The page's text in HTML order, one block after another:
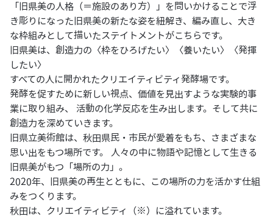
「旧県美の人格（＝施設のあり方）」を問いかけることで浮
き彫りになった旧県美の新たな姿を紐解き、編み直し、大き
な枠組みとして描いたステイトメントがこちらです。
旧県美は、創造力の〈枠をひろげたい〉〈養いたい〉〈発揮
したい〉
すべての人に開かれたクリエイティビティ発酵場です。
発酵を促すために新しい視点、価値を見出すような実験的事
業に取り組み、 活動の化学反応を生み出します。そして共に
創造力を深めていきます。
旧県立美術館は、秋田県民・市民が愛着をもち、さまざまな
思い出をもつ場所です。 人々の中に物語や記憶として生きる
旧県美がもつ「場所の力」。
2020年、旧県美の再生とともに、この場所の力を活かす仕組
みをつくります。
秋田は、クリエイティビティ（※）に溢れています。